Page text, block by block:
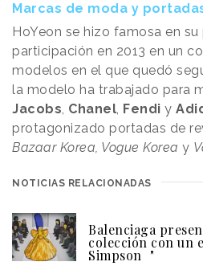
Marcas de moda y
HoYeon se hizo famosa en su
participación en 2013 en un
modelos en el que quedó
la modelo ha trabajado para
Jacobs, Chanel, Fendi y
protagonizado portadas de
Bazaar Korea, Vogue Korea y
NOTICIAS RELACIONADAS
Balenciaga
colección con un
Simpson "